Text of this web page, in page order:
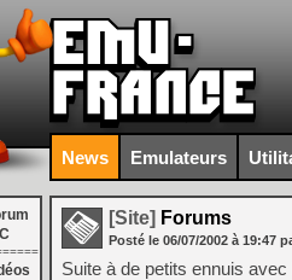
News Emulateurs
[Site] Forums
Posté le 06/07/2002 à 19:47
Suite à de petits ennuis